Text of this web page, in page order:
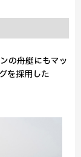
の舟艇にもマッ
を採用した